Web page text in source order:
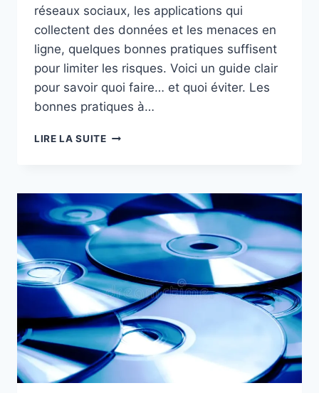
réseaux sociaux, les applications qui
collectent des données et les menaces en
ligne, quelques bonnes pratiques suffisent
pour limiter les risques. Voici un guide clair
pour savoir quoi faire… et quoi éviter. Les
bonnes pratiques à…
LIRE LA SUITECOMMENT
VIE
PRIVÉE
EN
LIGNE